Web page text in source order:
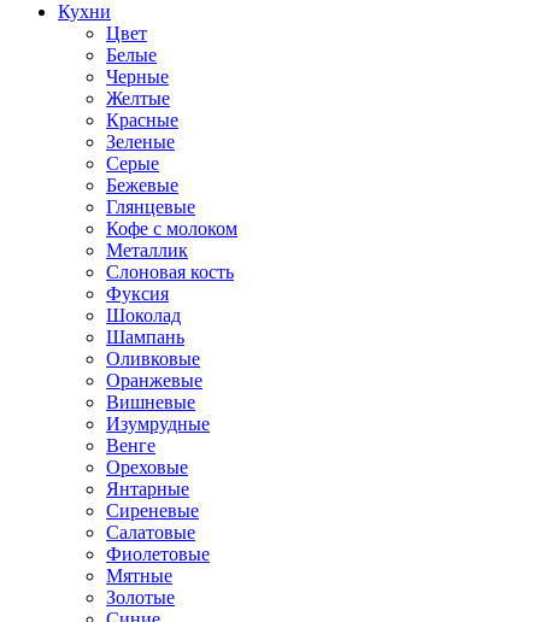
Кухни
Цвет
Белые
Черные
Желтые
Красные
Зеленые
Серые
Бежевые
Глянцевые
Кофе с молоком
Металлик
Слоновая кость
Фуксия
Шоколад
Шампань
Оливковые
Оранжевые
Вишневые
Изумрудные
Венге
Ореховые
Янтарные
Сиреневые
Салатовые
Фиолетовые
Мятные
Золотые